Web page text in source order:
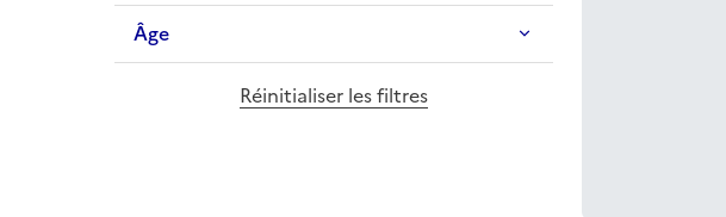
Âge
Réinitialiser les filtres